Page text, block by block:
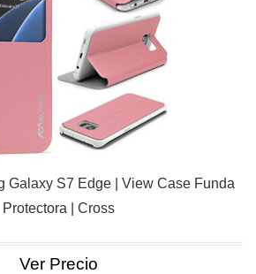
Galaxy S7 Edge | View Case Funda
Protectora | Cross
Ver Precio